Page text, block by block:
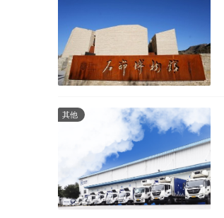
其他